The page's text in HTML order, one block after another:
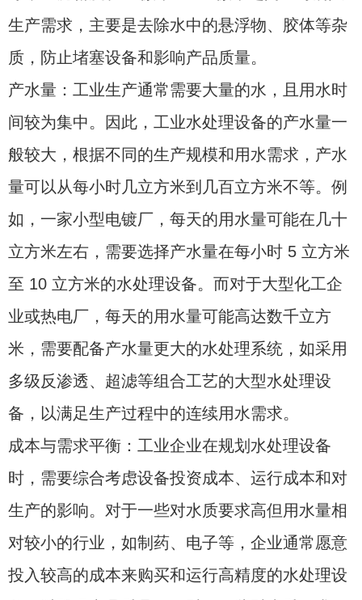
生产需求，主要是去除水中的悬浮物、胶体等杂
质，防止堵塞设备和影响产品质量。
产水量：工业生产通常需要大量的水，且用水时
间较为集中。因此，工业水处理设备的产水量一
般较大，根据不同的生产规模和用水需求，产水
量可以从每小时几立方米到几百立方米不等。例
如，一家小型电镀厂，每天的用水量可能在几十
立方米左右，需要选择产水量在每小时 5 立方米
至 10 立方米的水处理设备。而对于大型化工企
业或热电厂，每天的用水量可能高达数千立方
米，需要配备产水量更大的水处理系统，如采用
多级反渗透、超滤等组合工艺的大型水处理设
备，以满足生产过程中的连续用水需求。
成本与需求平衡：工业企业在规划水处理设备
时，需要综合考虑设备投资成本、运行成本和对
生产的影响。对于一些对水质要求高但用水量相
对较小的行业，如制药、电子等，企业通常愿意
投入较高的成本来购买和运行高精度的水处理设